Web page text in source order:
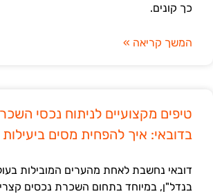
כך קונים.
המשך קריאה »
טיפים מקצועיים לניתוח נכסי
בדובאי: איך להפחית מסים ביעילות
דובאי נחשבת לאחת מהערים המובילות
בנדל"ן, במיוחד בתחום השכרת נכסים קצרי